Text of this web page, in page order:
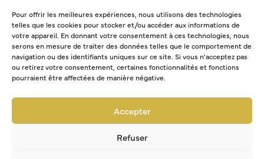
Pour offrir les meilleures expériences, nous utilisons des technologies
telles que les cookies pour stocker et/ou accéder aux informations de
votre appareil. En donnant votre consentement à ces technologies, nous
serons en mesure de traiter des données telles que le comportement de
navigation ou des identifiants uniques sur ce site. Si vous n'acceptez pas
ou retirez votre consentement, certaines fonctionnalités et fonctions
pourraient être affectées de manière négative.
Accepter
Refuser
NEWSLETTER
Abonnement Agenda